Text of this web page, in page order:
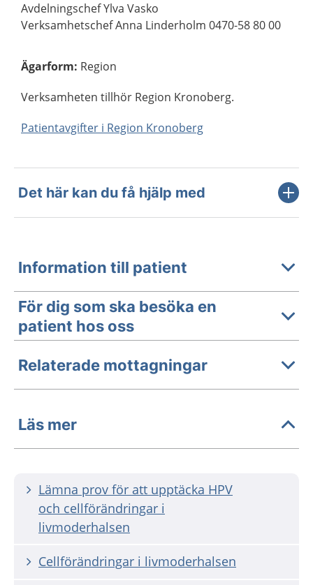
Avdelningschef Ylva Vasko
Verksamhetschef Anna Linderholm 0470-58 80 00
Ägarform: Region
Verksamheten tillhör Region Kronoberg.
Patientavgifter i Region Kronoberg
Det här kan du få hjälp med
Information till patient
För dig som ska besöka en
patient hos oss
Relaterade mottagningar
Läs mer
Lämna prov för att upptäcka HPV
och cellförändringar i
livmoderhalsen
Cellförändringar i livmoderhalsen